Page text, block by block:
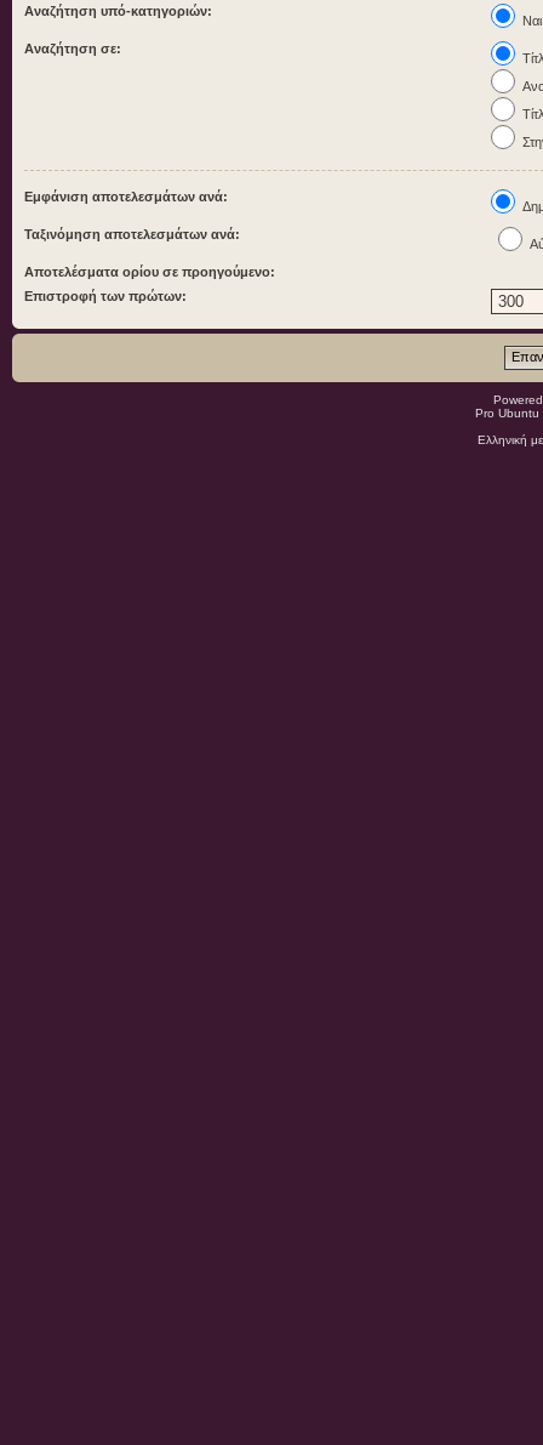
Αναζήτηση υπό-κατηγοριών:
Ναι
Αναζήτηση σε:
Εμφάνιση αποτελεσμάτων ανά:
Ταξινόμηση αποτελεσμάτων ανά:
Αποτελέσματα ορίου σε προηγούμενο:
Επιστροφή των πρώτων:
Pro
Ελληνική